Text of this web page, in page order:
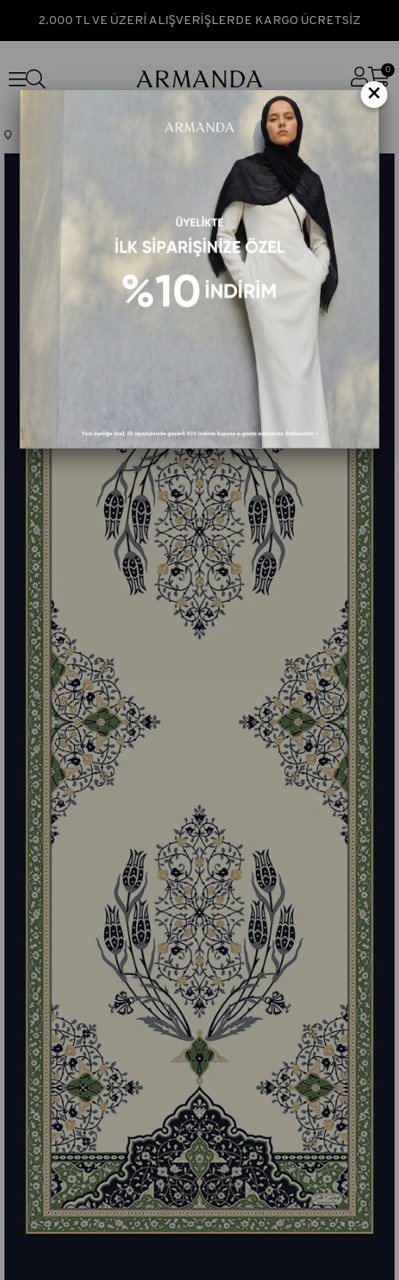
2.000 TL VE ÜZERİ ALIŞVERİŞLERDE KARGO ÜCRETSİZ
0
Anasayfa MIHRAB DESEN SATEN İPEK FULAR - LACİVERT - HAKİ
×